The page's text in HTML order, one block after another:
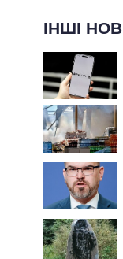
ІНШІ